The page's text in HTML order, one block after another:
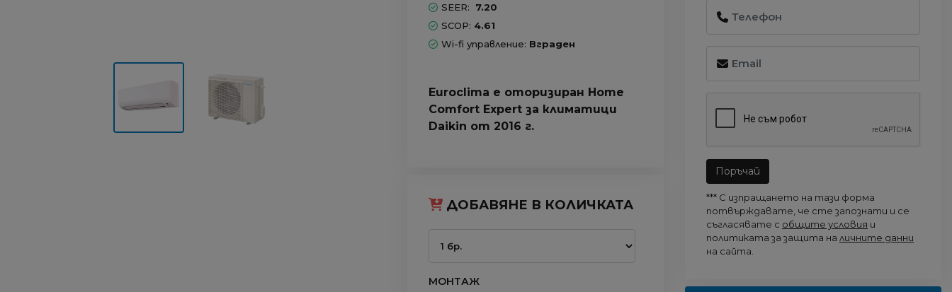
SEER: 7.20
SCOP: 4.61
Wi-fi управление: Вграден
Euroclima е оторизиран Home
Comfort Expert за климатици
Daikin от 2016 г.
ДОБАВЯНЕ В КОЛИЧКАТА
МОНТАЖ
Поръчай
*** С изпращането на тази форма
потвърждавате, че сте запознати и се
съгласявате с общите условия и
политиката за защита на личните данни
на сайта.